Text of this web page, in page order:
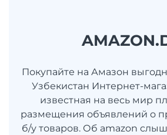
Покупайте на Амазон
Узбекистан Интернет-
известная на весь мир
размещения объявлений о
б/у товаров. Об amazon